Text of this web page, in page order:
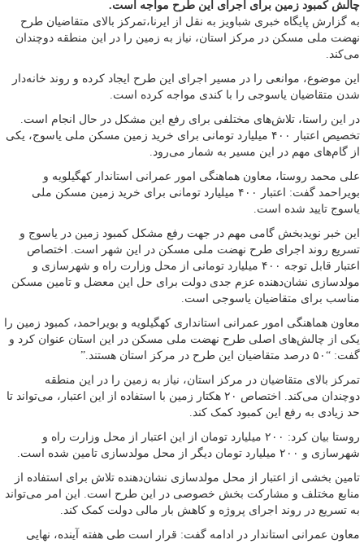
چالش کمبود زمین برای اجرای این طرح مواجه است.
به گزارش پایگاه خبری شباویز به نقل از ایرنا،تمرکز بالای متقاضیان طرح
نهضت ملی مسکن در مرکز استان، نیاز به زمین را در این منطقه دوچندان
می‌کند.
این موضوع، موانعی را در مسیر اجرای این طرح ایجاد کرده و روند خانه‌دار
شدن متقاضیان یاسوجی را با کندی مواجه کرده است.
در این راستا، تلاش‌های مختلفی برای رفع این مشکل در حال انجام است.
تخصیص اعتبار ۴۰۰ میلیارد تومانی برای خرید زمین مسکن ملی یاسوج، یکی
از گام‌های مهم در این مسیر به شمار می‌رود.
علی محمد روستا، معاون هماهنگی امور عمرانی استاندار کهگیلویه و
بویراحمد گفت: اعتبار ۴۰۰ میلیارد تومانی برای خرید زمین مسکن ملی
یاسوج تایید شده است.
این خبر نویدبخش گامی مهم در جهت رفع مشکل کمبود زمین در یاسوج و
تسریع روند اجرای طرح نهضت ملی مسکن در این شهر است. اختصاص
اعتبار قابل توجه ۴۰۰ میلیارد تومانی از محل وزارت راه و شهرسازی و
مولدسازی نشان‌دهنده عزم جدی دولت برای حل این معضل و تامین مسکن
مناسب برای متقاضیان یاسوجی است.
معاون هماهنگی امور عمرانی استانداری کهگیلویه و بویراحمد، کمبود زمین را
یکی از چالش‌های اصلی طرح نهضت ملی مسکن در این استان عنوان کرد و
گفت: “۵۰ درصد متقاضیان این طرح در مرکز استان هستند.”
تمرکز بالای متقاضیان در مرکز استان، نیاز به زمین را در این منطقه
دوچندان می‌کند. اختصاص ۲۰ هکتار زمین با استفاده از این اعتبار، می‌تواند تا
حد زیادی به رفع این کمبود کمک کند.
روستا بیان کرد: ۲۰۰ میلیارد تومان از این اعتبار از محل وزارت راه و
شهرسازی و ۲۰۰ میلیارد تومان دیگر از محل مولدسازی تامین شده است.
تامین بخشی از اعتبار از محل مولدسازی نشان‌دهنده تلاش برای استفاده از
منابع مختلف و مشارکت بخش خصوصی در این طرح است. این امر می‌تواند
به تسریع در روند اجرای پروژه و کاهش بار مالی دولت کمک کند.
معاون عمرانی استاندار در ادامه گفت: قرار است طی هفته آینده، نهایی